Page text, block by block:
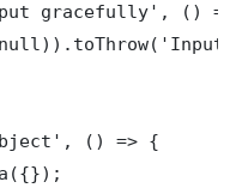
gracefully', ()
() => {